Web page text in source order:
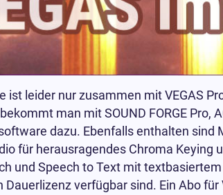
ist leider nur zusammen mit VEGAS
man mit SOUND FORGE Pro,
dazu. Ebenfalls enthalten sind
für herausragendes Chroma Keying
und Speech to Text mit
Dauerlizenz verfügbar sind. Ein Abo